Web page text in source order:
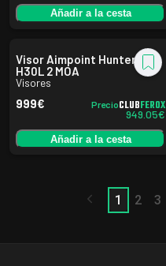
Añadir a la cesta
Visor Aimpoint Hunter
H30L 2 MOA
Visores
999€ PrecioCLUBFEROX
949.05€
Añadir a la cesta
1 2 3